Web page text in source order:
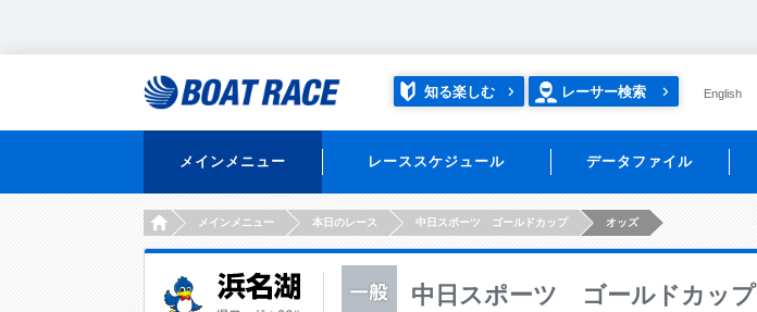
知る楽しむ レーサー検索 English
メインメニュー レーススケジュール データファイル
HOMEメインメニュー 本日のレース 中日スポーツ ゴールドカップ オッズ
中日スポーツ ゴールドカップ